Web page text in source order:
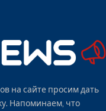
на сайте просим дать
Напоминаем, что